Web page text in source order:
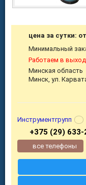
цена за сутки:
Минимальный
Работаем в
Минская область
Минск, ул.
Инструментгрупп
+375 (29) 633-
все телефоны